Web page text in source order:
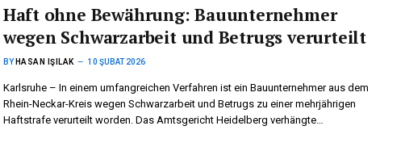
Haft ohne Bewährung: Bauunternehmer
wegen Schwarzarbeit und Betrugs verurteilt
BY HASAN IŞILAK 10 ŞUBAT 2026
Karlsruhe – In einem umfangreichen Verfahren ist ein Bauunternehmer aus dem
Rhein-Neckar-Kreis wegen Schwarzarbeit und Betrugs zu einer mehrjährigen
Haftstrafe verurteilt worden. Das Amtsgericht Heidelberg verhängte…